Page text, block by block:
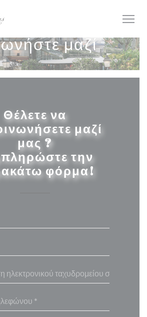
μαζί
Θέλετε να
μαζί
μας ?
την
φόρμα!